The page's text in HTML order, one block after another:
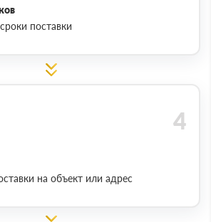
поставки
на объект или адрес